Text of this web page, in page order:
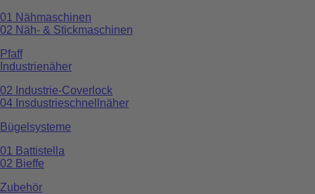
01 Nähmaschinen
02 Näh- & Stickmaschinen
Pfaff
Industrienäher
02 Industrie-Coverlock
04 Insdustrieschnellnäher
Bügelsysteme
01 Battistella
02 Bieffe
Zubehör